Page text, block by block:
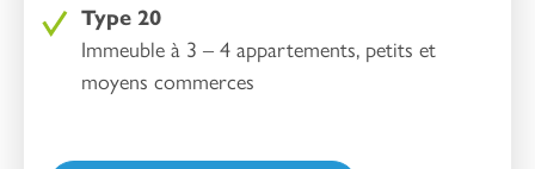
Type 20
Immeuble à 3 – 4 appartements, petits et
moyens commerces